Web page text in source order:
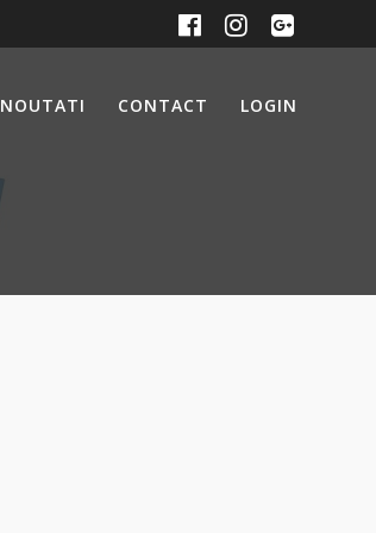
NOUTATI CONTACT LOGIN